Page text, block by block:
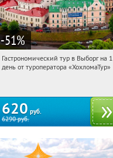
-51%
13:39:39
Купи первым!
Гастрономический тур в Выборг на 1
день от туроператора «ХохломаТур»
620 руб.
6290руб.